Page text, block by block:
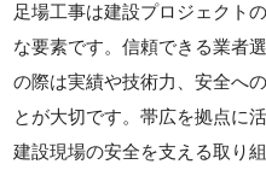
足場工事は建設プロジェクト
な要素です。信頼できる業者
の際は実績や技術力、安全へ
とが大切です。帯広を拠点に
建設現場の安全を支える取り